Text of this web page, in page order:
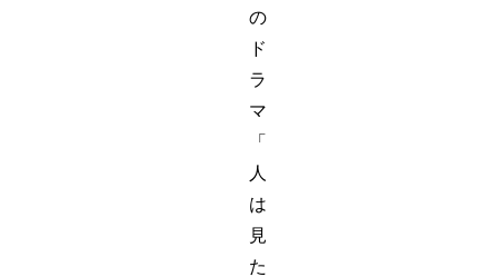
の
ド
ラ
マ
「
人
は
見
た